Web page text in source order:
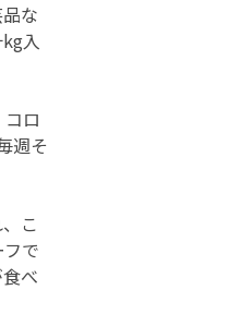
な
入
ロ
週そ
こ
で
べ